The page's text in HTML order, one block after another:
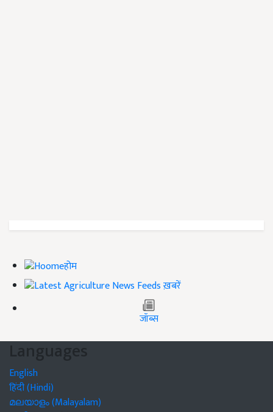
होम
ख़बरें
जॉब्स
Languages
English
हिंदी (Hindi)
മലയാളം (Malayalam)